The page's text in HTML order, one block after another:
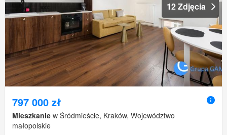
12 Zdjęcia
797 000 zł
Mieszkanie w Śródmieście, Kraków, Województwo
małopolskie